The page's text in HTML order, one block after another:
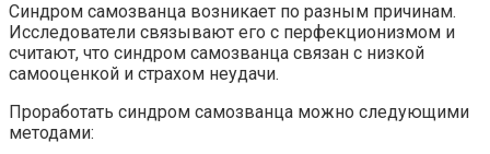
Синдром самозванца возникает по разным причинам.
Исследователи связывают его с перфекционизмом и
считают, что синдром самозванца связан с низкой
самооценкой и страхом неудачи.
Проработать синдром самозванца можно следующими
методами: